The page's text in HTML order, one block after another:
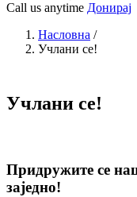
Call us anytime Донирај
Насловна /
Учлани се!
Учлани се!
Придружите се
заједно!